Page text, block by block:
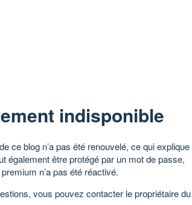
indisponible
ce blog n’a pas été renouvelé, ce qui explique
également être protégé par un mot de passe,
n’a pas été réactivé.
vous pouvez contacter le propriétaire du